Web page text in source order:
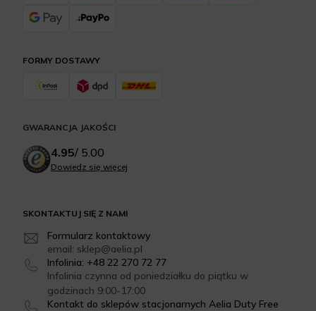
SKONTAKTUJ SIĘ Z NAMI
Formularz kontaktowy
email: sklep@aelia.pl
Infolinia: +48 22 270 72 77
Infolinia czynna od poniedziałku do piątku w
godzinach 9:00-17:00
Kontakt do sklepów stacjonarnych Aelia Duty Free
FORMY DOSTAWY
GWARANCJA JAKOŚCI
4.95/ 5.00
Dowiedz się więcej